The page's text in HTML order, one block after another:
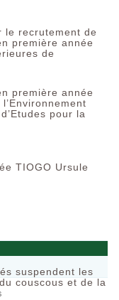
le recrutement de
première année
de
première année
pour la
TIOGO Ursule
suspendent les
couscous et de la